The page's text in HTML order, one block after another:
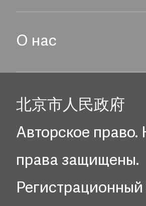
О нас
北京市人民政府
Авторское
права защищены.